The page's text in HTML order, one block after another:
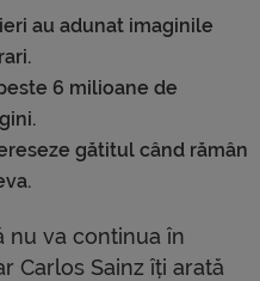
au adunat imaginile
6 milioane de
gătitul când rămân
nu va continua în
Carlos Sainz îți arată